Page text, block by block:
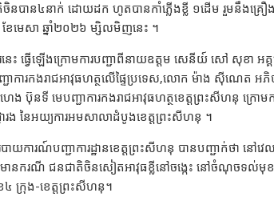
ចិនបាន៤នាក់ ដោយដក ហូតបានកាំភ្លើងខ្លី ១ដើម រួមនឹងគ្រ
ខែមេសា ឆ្នាំ២០២៦ ម្សិលមិញនេះ ។
នេះ ធ្វើឡើងក្រោមការបញ្ជាពីនាយឧត្តម សេនីយ៍ សៅ សុខា អ
ជាការកងរាជអាវុធហត្ថលើផ្ទៃប្រទេស,លោក ម៉ាង ស៊ីណេត
ង ប៊ុនទី មេបញ្ជាការកងរាជអាវុធហត្ថខេត្តព្រះសីហនុ ក្រ
ញារង នៃអយ្យការអមសាលាដំបូងខេត្តព្រះសីហនុ ។
យការណ៍បញ្ជាការដ្ឋានខេត្តព្រះសីហនុ បានបញ្ជាក់ថា នៅវ
ានករណី ជនជាតិចិនសៀតអាវុធខ្លីនៅចង្កេះ នៅចំណុចទល់មុខ
៤ ក្រុង-ខេត្តព្រះសីហនុ។